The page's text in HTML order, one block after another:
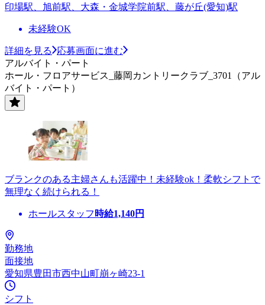
印場駅、旭前駅、大森・金城学院前駅、藤が丘(愛知)駅
未経験OK
詳細を見る
応募画面に進む
アルバイト・パート
ホール・フロアサービス_藤岡カントリークラブ_3701（アル
バイト・パート）
ブランクのある主婦さんも活躍中！未経験ok！柔軟シフトで
無理なく続けられる！
ホールスタッフ 時給1,140円
勤務地
面接地
愛知県豊田市西中山町崩ヶ崎23-1
シフト